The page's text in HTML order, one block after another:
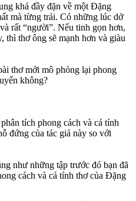
khá đầy đặn về một Đặng
mà từng trải. Có những lúc dở
rất “người”. Nếu tinh gọn hơn,
thì thơ ông sẽ mạnh hơn và giàu
thơ mới mô phỏng lại phong
không?
tích phong cách và cá tính
đứng của tác giả này so với
như những tập trước đó bạn đã
cách và cá tính thơ của Đặng